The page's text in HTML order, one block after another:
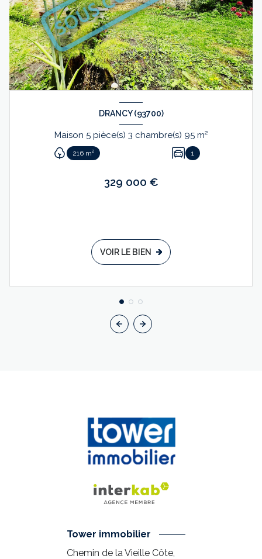
DRANCY (93700)
Maison 5 pièce(s) 3 chambre(s) 95 m²
216 m² 1
329 000 €
VOIR LE BIEN
Tower immobilier
Chemin de la Vieille Côte,